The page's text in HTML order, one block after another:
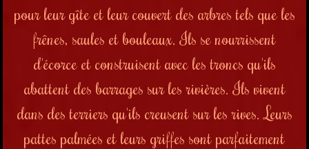
pour leur gîte et leur couvert des arbres tels que les
frênes, saules et bouleaux. Ils se nourrissent
d'écorce et construisent avec les troncs qu'ils
abattent des barrages sur les rivières. Ils vivent
dans des terriers qu'ils creusent sur les rives. Leurs
pattes palmées et leurs griffes sont parfaitement